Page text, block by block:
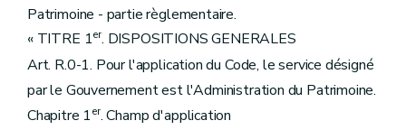
Patrimoine - partie règlementaire.
« TITRE 1er. DISPOSITIONS GENERALES
Art. R.0-1. Pour l'application du Code, le service désigné
par le Gouvernement est l'Administration du Patrimoine.
Chapitre 1er. Champ d'application